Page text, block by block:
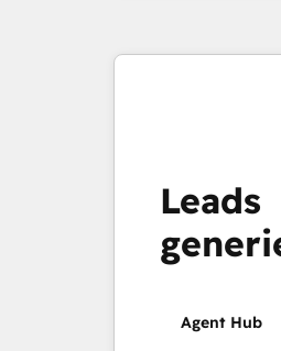
Leads
Agent Hub